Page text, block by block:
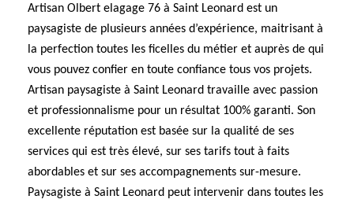
Artisan Olbert elagage 76 à Saint Leonard est un
paysagiste de plusieurs années d’expérience, maitrisant à
la perfection toutes les ficelles du métier et auprès de qui
vous pouvez confier en toute confiance tous vos projets.
Artisan paysagiste à Saint Leonard travaille avec passion
et professionnalisme pour un résultat 100% garanti. Son
excellente réputation est basée sur la qualité de ses
services qui est très élevé, sur ses tarifs tout à faits
abordables et sur ses accompagnements sur-mesure.
Paysagiste à Saint Leonard peut intervenir dans toutes les